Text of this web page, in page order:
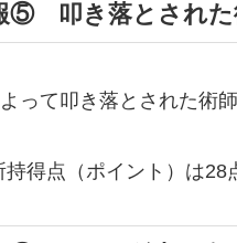
⑤ 叩き落とされた
て叩き落とされた術
得点（ポイント）は28